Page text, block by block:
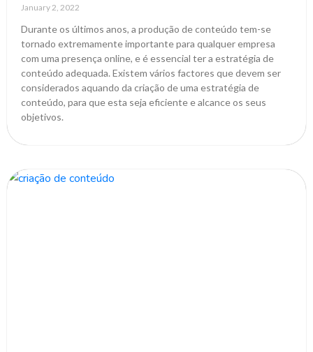
January 2, 2022
Durante os últimos anos, a produção de conteúdo tem-se
tornado extremamente importante para qualquer empresa
com uma presença online, e é essencial ter a estratégia de
conteúdo adequada. Existem vários factores que devem ser
considerados aquando da criação de uma estratégia de
conteúdo, para que esta seja eficiente e alcance os seus
objetivos.